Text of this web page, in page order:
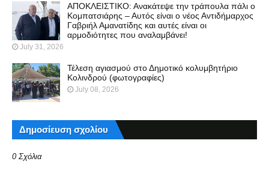
ΑΠΟΚΛΕΙΣΤΙΚΟ: Ανακάτεψε την τράπουλα πάλι ο
Κομπατσιάρης – Αυτός είναι ο νέος Αντιδήμαρχος
Γαβριήλ Αμανατίδης και αυτές είναι οι
αρμοδιότητες που αναλαμβάνει!
July 31, 2026
Τέλεση αγιασμού στο Δημοτικό κολυμβητήριο
Κολινδρού (φωτογραφίες)
July 08, 2026
Δημοσίευση σχολίου
0 Σχόλια